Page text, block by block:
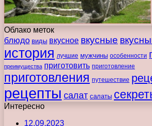
Облако меток
блюдо виды вкусное вкусные
история лучшие мужчины особенности
преимущества приготовить приготовление
приготовления путешествие
рецепты салат салаты
Интересно
12.09.2023